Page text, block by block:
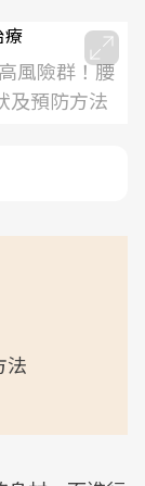
風險群！腰
及預防方法
法